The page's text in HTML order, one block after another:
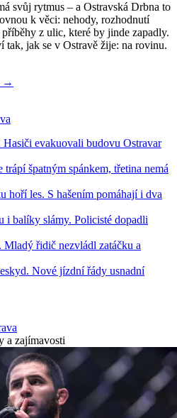
svůj rytmus – a Ostravská Drbna to
k věci: nehody, rozhodnutí
z ulic, které by jinde zapadly.
jak se v Ostravě žije: na rovinu.
→
evakuovali budovu Ostravar
špatným spánkem, třetina nemá
hoří les. S hašením pomáhají i dva
i balíky slámy. Policisté dopadli
Mladý řidič nezvládl zatáčku a
Nové jízdní řády usnadní
a zajímavosti